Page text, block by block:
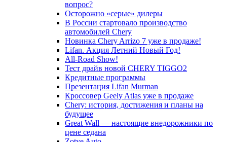
вопрос?
Осторожно «серые» дилеры
В России стартовало производство
автомобилей Chery
Новинка Chery Arrizo 7 уже в продаже!
Lifan. Акция Летний Новый Год!
All-Road Show!
Тест драйв новой CHERY TIGGO2
Кредитные программы
Презентация Lifan Murman
Кроссовер Geely Atlas уже в продаже
Chery: история, достижения и планы на
будущее
Great Wall — настоящие внедорожники по
цене седана